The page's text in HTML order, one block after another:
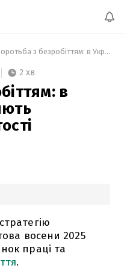
Боротьба з безробіттям: в Україні розробляють стратегію зайнятості населення
2 хв
в
восени 2025
праці та
.